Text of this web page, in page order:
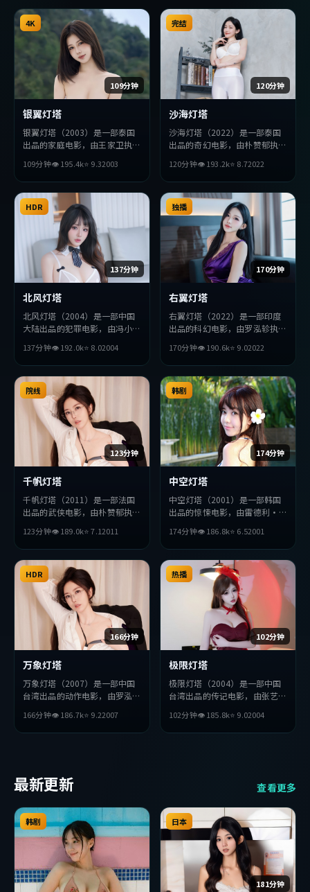
109分钟
4K
银翼灯塔
银翼灯塔（2003）是一部泰国
出品的家庭电影，由王家卫执
景求等主演。影片在叙事与视听
上力求突破，探讨人性与抉择，
节奏张弛有度，适合喜欢该类型
的观众完整观看。
109分钟👁195.4k⭐ 9.32003
120分钟
完结
沙海灯塔
沙海灯塔（2022）是一部泰国
出品的奇幻电影，由朴赞郁执
聪等主演。影片在叙事与视听上
力求突破，探讨人性与抉择，节
奏张弛有度，适合喜欢该类型的
观众完整观看。
120分钟👁193.2k⭐ 8.72022
137分钟
HDR
北风灯塔
北风灯塔（2004）是一部中国
大陆出品的犯罪电影，由冯小刚
亚等主演。影片在叙事与视听上
力求突破，探讨人性与抉择，节
奏张弛有度，适合喜欢该类型的
观众完整观看。
137分钟👁192.0k⭐ 8.02004
170分钟
独播
右翼灯塔
右翼灯塔（2022）是一部印度
出品的科幻电影，由罗泓轸执
等主演。影片在叙事与视听上力
求突破，探讨人性与抉择，节奏
张弛有度，适合喜欢该类型的观
众完整观看。
170分钟👁190.6k⭐ 9.02022
123分钟
院线
千帆灯塔
千帆灯塔（2011）是一部法国
出品的武侠电影，由朴赞郁执
等主演。影片在叙事与视听上力
求突破，探讨人性与抉择，节奏
张弛有度，适合喜欢该类型的观
众完整观看。
123分钟👁189.0k⭐7.12011
174分钟
韩剧
中空灯塔
中空灯塔（2001）是一部韩国
出品的惊悚电影，由雷德利·
曼玉等主演。影片在叙事与视听
上力求突破，探讨人性与抉择，
节奏张弛有度，适合喜欢该类型
的观众完整观看。
174分钟👁186.8k⭐ 6.52001
166分钟
HDR
万象灯塔
万象灯塔（2007）是一部中国
台湾出品的动作电影，由罗泓轸
主演。影片在叙事与视听上力求
突破，探讨人性与抉择，节奏张
166分钟👁186.7k⭐ 9.22007
102分钟
热播
极限灯塔
极限灯塔（2004）是一部中国
台湾出品的传记电影，由张艺谋
梅、易烊千玺等主演。影片在叙
事与视听上力求突破，探讨人性
102分钟👁185.8k⭐ 9.02004
最新更新 查看更多
韩剧
181分钟
日本